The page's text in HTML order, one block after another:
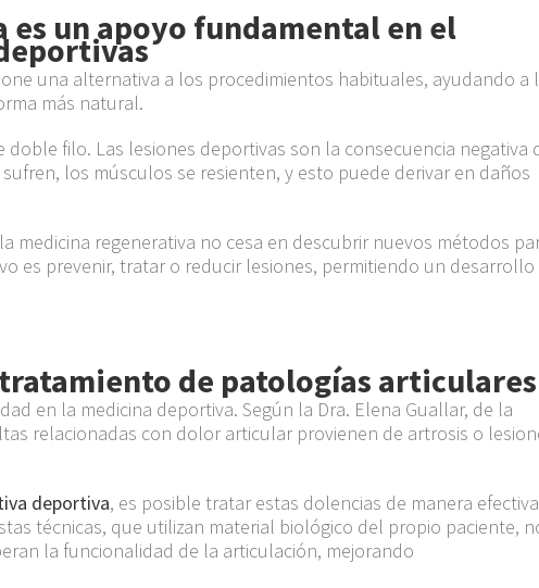
un apoyo fundamental en el
una alternativa a los procedimientos habituales, ayudando a
más natural.
filo. Las lesiones deportivas son la consecuencia negativa
los músculos se resienten, y esto puede derivar en daños
medicina regenerativa no cesa en descubrir nuevos métodos
es prevenir, tratar o reducir lesiones, permitiendo un desarrollo
de patologías articulares
en la medicina deportiva. Según la Dra. Elena Guallar, de la
relacionadas con dolor articular provienen de artrosis o
deportiva, es posible tratar estas dolencias de manera
técnicas, que utilizan material biológico del propio paciente,
la funcionalidad de la articulación, mejorando